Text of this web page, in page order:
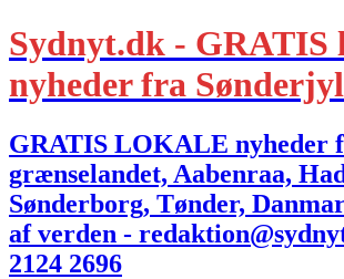
Sydnyt.dk - GRATIS
nyheder fra
GRATIS LOKALE nyheder
grænselandet, Aabenraa,
Sønderborg, Tønder,
af verden -
2124 2696